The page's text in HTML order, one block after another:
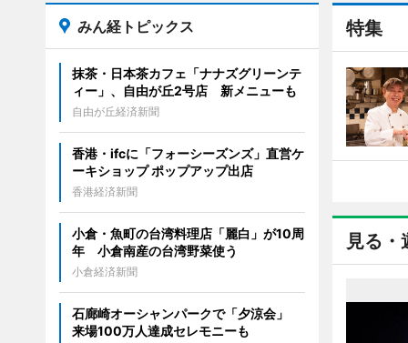
特集
見る・
みん経トピックス
抹茶・日本茶カフェ「ナナズグリーンテ
ィー」、自由が丘2号店 新メニューも
自由が丘経済新聞
香港・ifcに「フォーシーズンズ」直営ケ
ーキショップ ポップアップ出店
香港経済新聞
小倉・魚町の台湾料理店「麗白」が10周
年 小倉南産の台湾野菜使う
小倉経済新聞
石廊崎オーシャンパークで「夕涼会」
来場100万人達成セレモニーも